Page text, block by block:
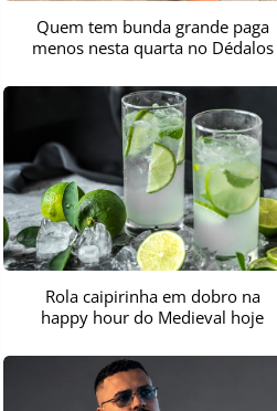
Quem tem bunda grande paga
menos nesta quarta no Dédalos
Rola caipirinha em dobro na
happy hour do Medieval hoje